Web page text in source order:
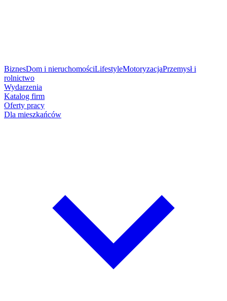
BiznesDom i nieruchomościLifestyleMotoryzacjaPrzemysł i
rolnictwo
Wydarzenia
Katalog firm
Oferty pracy
Dla mieszkańców